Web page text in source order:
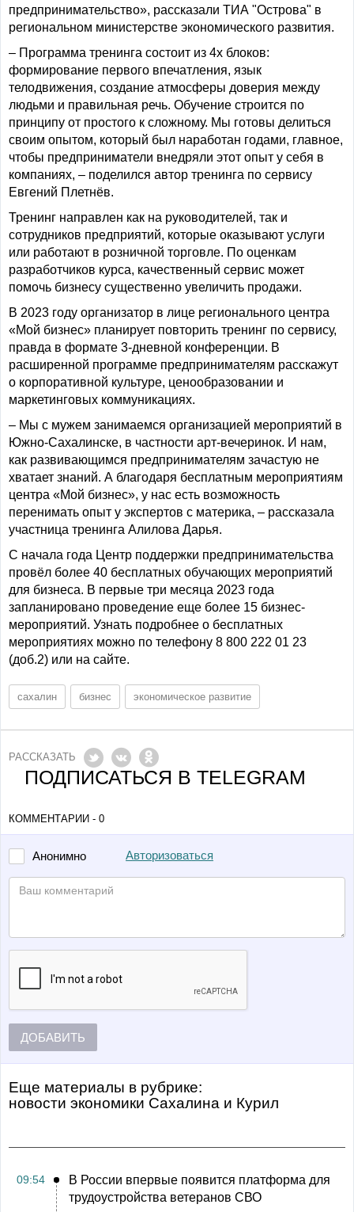
предпринимательство», рассказали ТИА "Острова" в
региональном министерстве экономического развития.
– Программа тренинга состоит из 4х блоков:
формирование первого впечатления, язык
телодвижения, создание атмосферы доверия между
людьми и правильная речь. Обучение строится по
принципу от простого к сложному. Мы готовы делиться
своим опытом, который был наработан годами, главное,
чтобы предприниматели внедряли этот опыт у себя в
компаниях, – поделился автор тренинга по сервису
Евгений Плетнёв.
Тренинг направлен как на руководителей, так и
сотрудников предприятий, которые оказывают услуги
или работают в розничной торговле. По оценкам
разработчиков курса, качественный сервис может
помочь бизнесу существенно увеличить продажи.
В 2023 году организатор в лице регионального центра
«Мой бизнес» планирует повторить тренинг по сервису,
правда в формате 3-дневной конференции. В
расширенной программе предпринимателям расскажут
о корпоративной культуре, ценообразовании и
маркетинговых коммуникациях.
– Мы с мужем занимаемся организацией мероприятий в
Южно-Сахалинске, в частности арт-вечеринок. И нам,
как развивающимся предпринимателям зачастую не
хватает знаний. А благодаря бесплатным мероприятиям
центра «Мой бизнес», у нас есть возможность
перенимать опыт у экспертов с материка, – рассказала
участница тренинга Алилова Дарья.
С начала года Центр поддержки предпринимательства
провёл более 40 бесплатных обучающих мероприятий
для бизнеса. В первые три месяца 2023 года
запланировано проведение еще более 15 бизнес-
мероприятий. Узнать подробнее о бесплатных
мероприятиях можно по телефону 8 800 222 01 23
(доб.2) или на сайте.
сахалин бизнес экономическое развитие
РАССКАЗАТЬ
ПОДПИСАТЬСЯ В TELEGRAM
КОММЕНТАРИИ - 0
Анонимно Авторизоваться
ДОБАВИТЬ
Еще материалы в рубрике:
Новости экономики Сахалина и Курил
09:54
В России впервые появится платформа для
трудоустройства ветеранов СВО